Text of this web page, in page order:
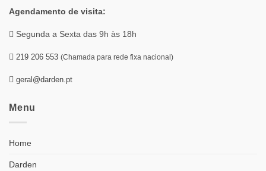
Agendamento de visita:
Segunda a Sexta das 9h às 18h
219 206 553 (Chamada para rede fixa nacional)
geral@darden.pt
Menu
Home
Darden